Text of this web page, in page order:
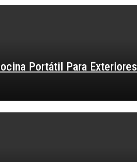
Portátil Para Exteriores